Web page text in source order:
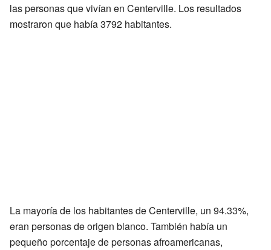
las personas que vivían en Centerville. Los resultados
mostraron que había 3792 habitantes.
La mayoría de los habitantes de Centerville, un 94.33%,
eran personas de origen blanco. También había un
pequeño porcentaje de personas afroamericanas,